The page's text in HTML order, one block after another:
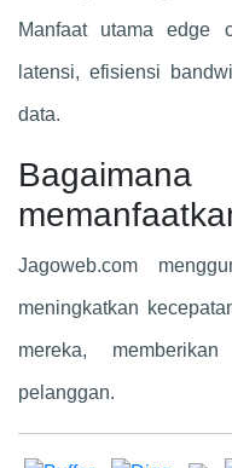
Manfaat utama edge
latensi, efisiensi
data.
Jagoweb.com
meningkatkan
mereka,
pelanggan.